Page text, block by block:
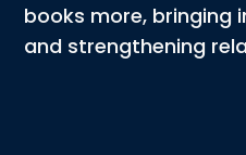
books more, bringing
and strengthening